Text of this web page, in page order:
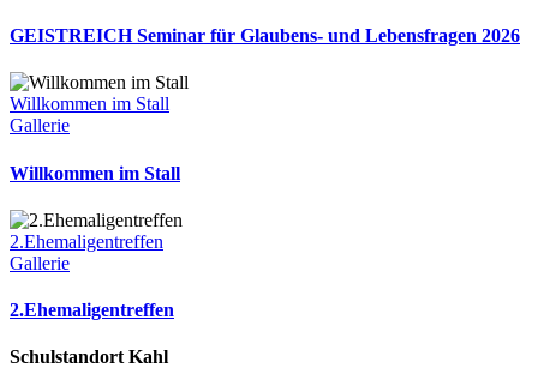
GEISTREICH Seminar für Glaubens- und Lebensfragen 2026
Willkommen im Stall
Gallerie
Willkommen im Stall
2.Ehemaligentreffen
Gallerie
2.Ehemaligentreffen
Schulstandort Kahl